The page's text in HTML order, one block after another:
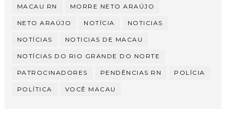
MACAU RN MORRE NETO ARAÚJO
NETO ARAÚJO NOTÍCIA NOTICIAS
NOTÍCIAS NOTICIAS DE MACAU
NOTÍCIAS DO RIO GRANDE DO NORTE
PATROCINADORES PENDÊNCIAS RN POLÍCIA
POLÍTICA VOCÊ MACAU